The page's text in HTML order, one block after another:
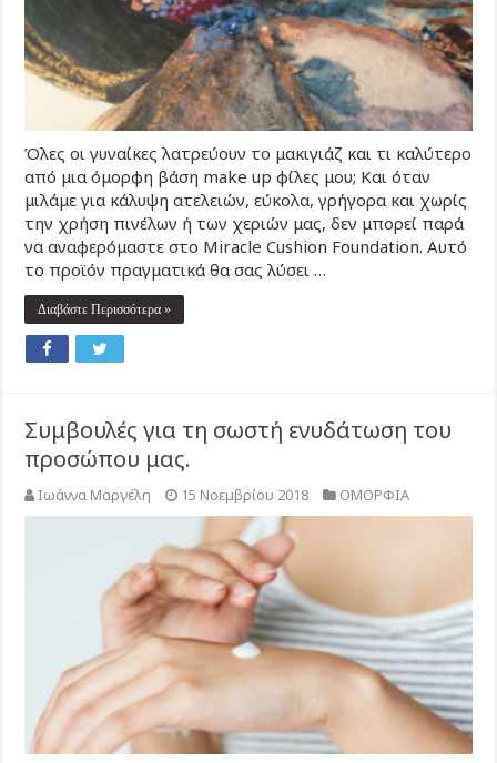
Όλες οι γυναίκες λατρεύουν το μακιγιάζ και τι καλύτερο
από μια όμορφη βάση make up φίλες μου; Και όταν
μιλάμε για κάλυψη ατελειών, εύκολα, γρήγορα και χωρίς
την χρήση πινέλων ή των χεριών μας, δεν μπορεί παρά
να αναφερόμαστε στο Miracle Cushion Foundation. Αυτό
το προϊόν πραγματικά θα σας λύσει …
Διαβάστε Περισσότερα »
Συμβουλές για τη σωστή ενυδάτωση του
προσώπου μας.
Ιωάννα Μαργέλη 15 Νοεμβρίου 2018 ΟΜΟΡΦΙΑ